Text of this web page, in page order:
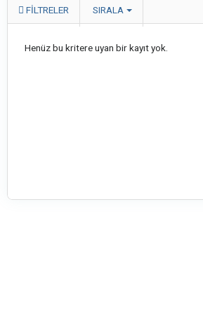
FILTRELER SIRALA
Henüz bu kritere uyan bir kayıt yok.